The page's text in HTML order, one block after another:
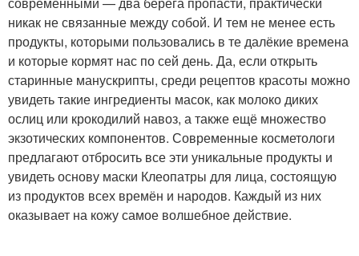
никак не связанные между собой. И тем не менее есть
продукты, которыми пользовались в те далёкие времена
и которые кормят нас по сей день. Да, если открыть
старинные манускрипты, среди рецептов красоты можно
увидеть такие ингредиенты масок, как молоко диких
ослиц или крокодилий навоз, а также ещё множество
экзотических компонентов. Современные косметологи
предлагают отбросить все эти уникальные продукты и
увидеть основу маски Клеопатры для лица, состоящую
из продуктов всех времён и народов. Каждый из них
оказывает на кожу самое волшебное действие.